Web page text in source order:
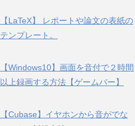
【LaTeX】 レポートや論文の表紙の
テンプレート。
【Windows10】画面を音付で２時間
以上録画する方法【ゲームバー】
【Cubase】イヤホンから音がでな